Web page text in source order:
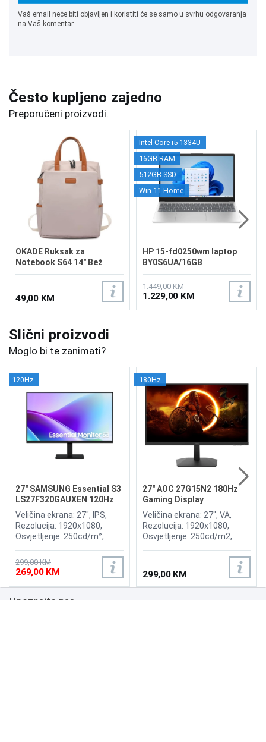
Vaš email neće biti objavljen i koristiti će se samo u svrhu odgovaranja
na Vaš komentar
Često kupljeno zajedno
Preporučeni proizvodi.
OKADE Ruksak za
Notebook S64 14" Bež
49,00 KM
Intel Core i5-1334U
16GB RAM
512GB SSD
Win 11 Home
HP 15-fd0250wm laptop
BY0S6UA/16GB
1.449,00 KM
1.229,00 KM
Slični proizvodi
Moglo bi te zanimati?
120Hz
27" SAMSUNG Essential S3
LS27F320GAUXEN 120Hz
Display
Veličina ekrana: 27", IPS,
Rezolucija: 1920x1080,
Osvjetljenje: 250cd/m²,
Osvježenje: 120Hz,
Priključci: 2x HDMI, Eye
Saver Mode, Flicker Free
299,00 KM
269,00 KM
180Hz
27" AOC 27G15N2 180Hz
Gaming Display
Veličina ekrana: 27", VA,
Rezolucija: 1920x1080,
Osvjetljenje: 250cd/m2,
DisplayPort 1.4,
299,00 KM
Upoznajte nas